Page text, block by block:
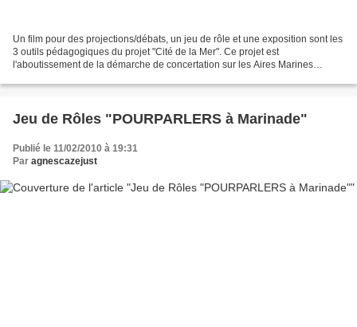
Un film pour des projections/débats, un jeu de rôle et une exposition sont les
3 outils pédagogiques du projet "Cité de la Mer". Ce projet est
l'aboutissement de la démarche de concertation sur les Aires Marines
Jeu de Rôles "POURPARLERS à Marinade"
Publié le 11/02/2010 à 19:31
Par agnescazejust